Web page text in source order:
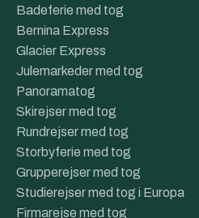
Badeferie med tog
Bernina Express
Glacier Express
Julemarkeder med tog
Panoramatog
Skirejser med tog
Rundrejser med tog
Storbyferie med tog
Grupperejser med tog
Studierejser med tog i Europa
Firmarejse med tog